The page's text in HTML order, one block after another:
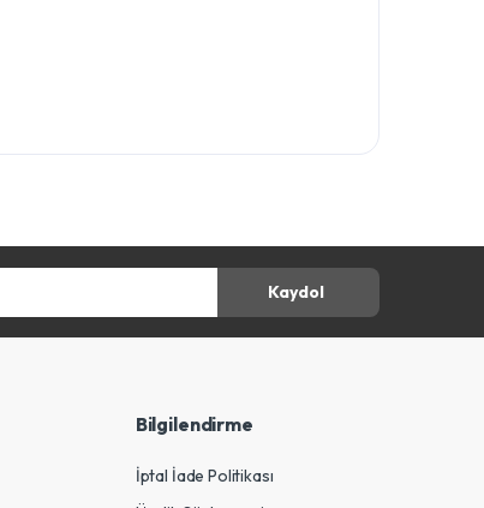
Kaydol
Bilgilendirme
İptal İade Politikası